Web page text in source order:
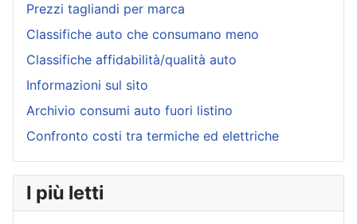
Prezzi tagliandi per marca
Classifiche auto che consumano meno
Classifiche affidabilità/qualità auto
Informazioni sul sito
Archivio consumi auto fuori listino
Confronto costi tra termiche ed elettriche
I più letti